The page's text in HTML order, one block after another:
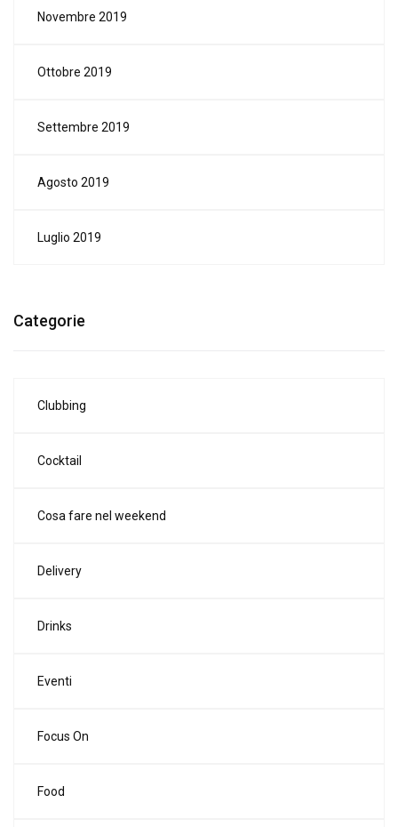
Novembre 2019
Ottobre 2019
Settembre 2019
Agosto 2019
Luglio 2019
Categorie
Clubbing
Cocktail
Cosa fare nel weekend
Delivery
Drinks
Eventi
Focus On
Food